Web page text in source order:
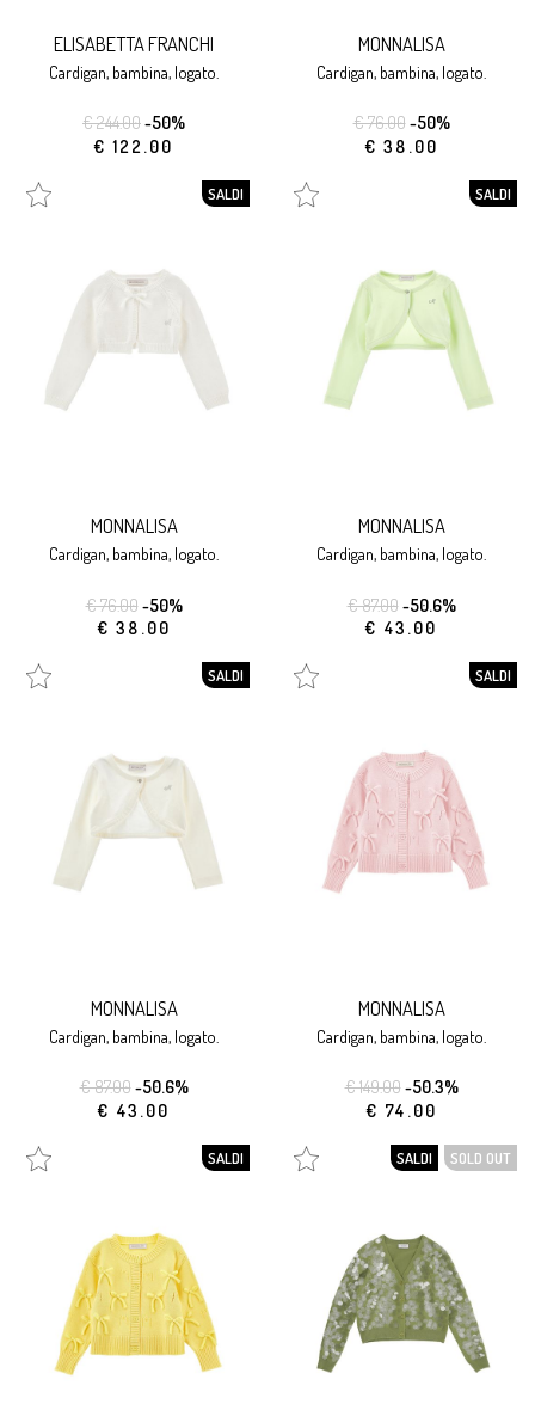
ELISABETTA FRANCHI
cardigan, bambina, logato.
€ 244.00-50%
€ 122.00
MONNALISA
cardigan, bambina, logato.
€ 76.00-50%
€ 38.00
SALDI
MONNALISA
cardigan, bambina, logato.
€ 76.00-50%
€ 38.00
SALDI
MONNALISA
cardigan, bambina, logato.
€ 87.00-50.6%
€ 43.00
SALDI
MONNALISA
cardigan, bambina, logato.
€ 87.00-50.6%
€ 43.00
SALDI
MONNALISA
cardigan, bambina, logato.
€ 149.00-50.3%
€ 74.00
SALDI SALDI SOLD OUT